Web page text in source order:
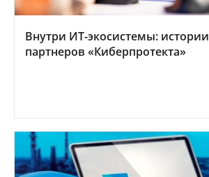
Внутри ИТ-экосистемы: истории
партнеров «Киберпротекта»